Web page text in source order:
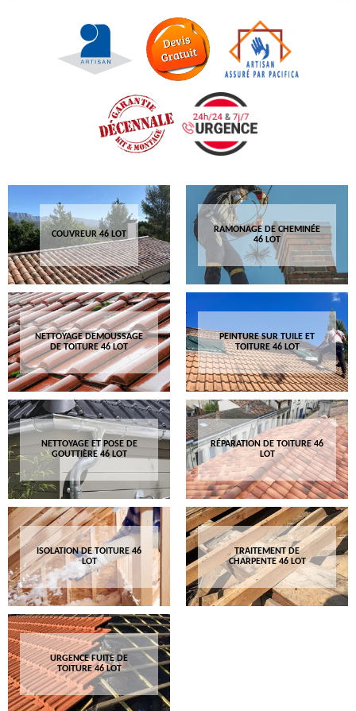
COUVREUR 46 LOT
RAMONAGE DE CHEMINÉE
46 LOT
NETTOYAGE DEMOUSSAGE
DE TOITURE 46 LOT
PEINTURE SUR TUILE ET
TOITURE 46 LOT
NETTOYAGE ET POSE DE
GOUTTIÈRE 46 LOT
RÉPARATION DE TOITURE 46
LOT
ISOLATION DE TOITURE 46
LOT
TRAITEMENT DE
CHARPENTE 46 LOT
URGENCE FUITE DE
TOITURE 46 LOT